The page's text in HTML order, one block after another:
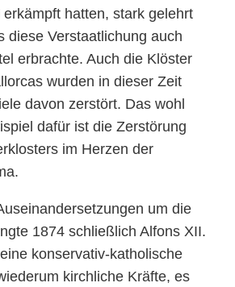
hatten, stark gelehrt
diese Verstaatlichung auch
erbrachte. Auch die Klöster
wurden in dieser Zeit
davon zerstört. Das wohl
dafür ist die Zerstörung
im Herzen der
um die
1874 schließlich Alfons XII.
konservativ-katholische
kirchliche Kräfte, es